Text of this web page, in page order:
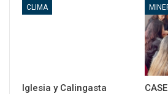
CLIMA
Iglesia y Calingasta